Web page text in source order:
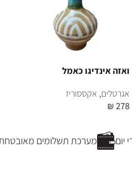
ואזה אינדיגו כאמל
אגרטלים, אקססוריז
₪278
מערכת תשלומים מאובטחת